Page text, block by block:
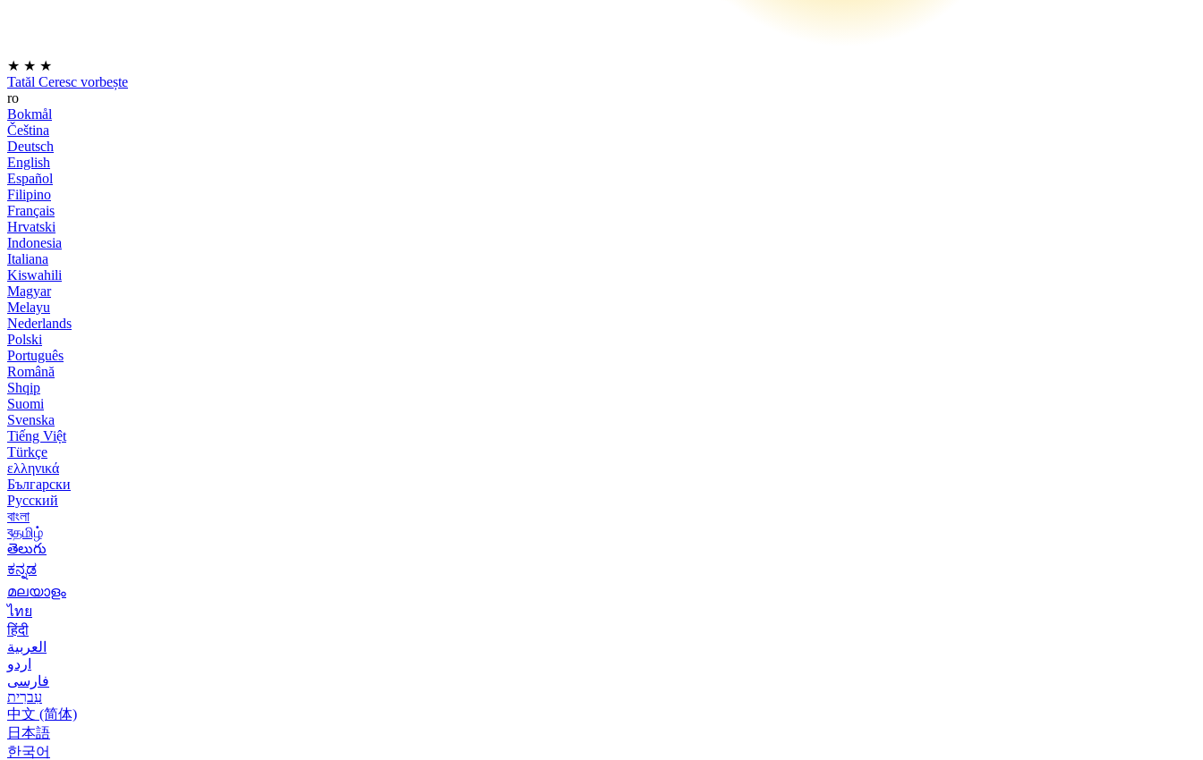
★ ★ ★
Tatăl Ceresc vorbește
ro
Bokmål
Čeština
Deutsch
English
Español
Filipino
Français
Hrvatski
Indonesia
Italiana
Kiswahili
Magyar
Melayu
Nederlands
Polski
Português
Română
Shqip
Suomi
Svenska
Tiếng Việt
Türkçe
ελληνικά
Български
Русский
বাংলা
বதமிழ்
తెలుగు
ಕನ್ನಡ
മലയാളം
ไทย
हिंदी
العربية
اردو
فارسی
עִברִית
中文 (简体)
日本語
한국어